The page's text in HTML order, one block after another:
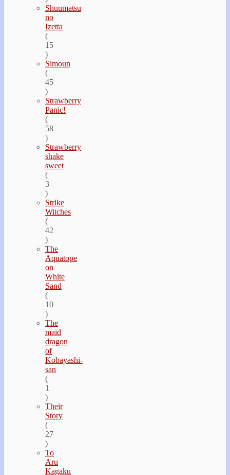
Shuumatsu
no
Izetta
(
15
)
Simoun
(
45
)
Strawberry
Panic!
(
58
)
Strawberry
shake
sweet
(
3
)
Strike
Witches
(
42
)
The
Aquatope
on
White
Sand
(
10
)
The
maid
dragon
of
Kobayashi-
san
(
1
)
Their
Story
(
27
)
To
Aru
Kagaku